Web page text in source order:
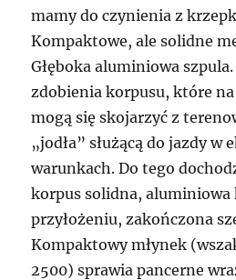
mamy do czynienia z
Kompaktowe, ale solidne
Głęboka aluminiowa
zdobienia korpusu, które
mogą się skojarzyć z
„jodła” służącą do jazdy w
warunkach. Do tego
korpus solidna, aluminiowa
przyłożeniu, zakończona
Kompaktowy młynek
2500) sprawia pancerne